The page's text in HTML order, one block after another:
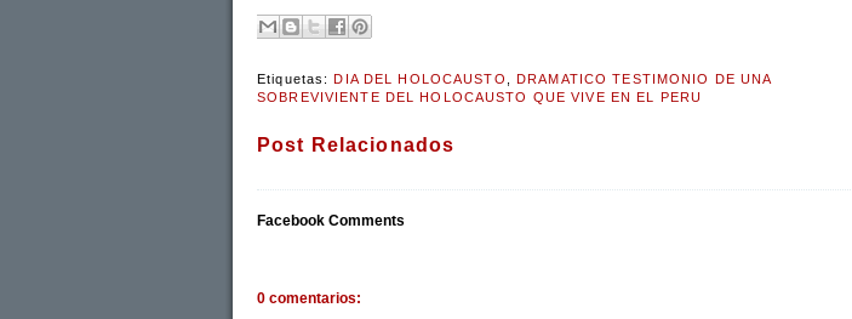
Etiquetas: DIA DEL HOLOCAUSTO ,
DRAMATICO TESTIMONIO DE UNA
SOBREVIVIENTE DEL HOLOCAUSTO QUE VIVE EN EL PERU
Post Relacionados
Facebook Comments
0 comentarios: